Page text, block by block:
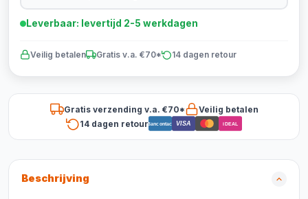
Leverbaar: levertijd 2-5 werkdagen
Veilig betalen Gratis v.a. €70* 14 dagen retour
Gratis verzending v.a. €70*
Veilig betalen
14 dagen retourBancontact VISA iDEAL
Beschrijving